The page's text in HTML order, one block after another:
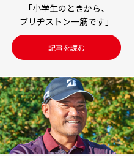
「小学生のときから、
ブリヂストン一筋です」
記事を読む